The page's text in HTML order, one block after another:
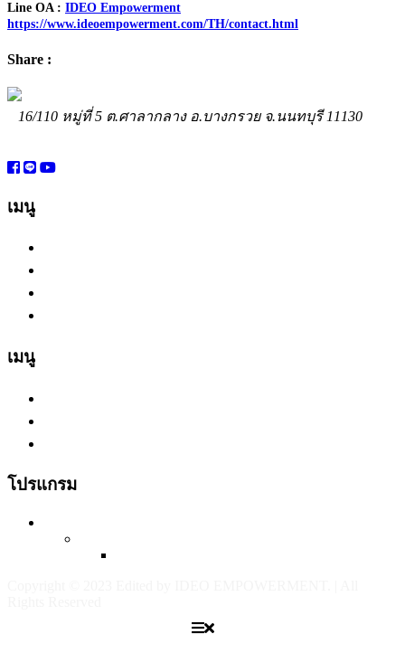
Line OA : IDEO Empowerment
https://www.ideoempowerment.com/TH/contact.html
Share :
16/110 หมู่ที่ 5 ต.ศาลากลาง อ.บางกรวย จ.นนทบุรี 11130
เมนู
เมนู
โปรแกรม